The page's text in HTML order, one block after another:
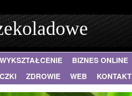
WYKSZTAŁCENIE BIZNES ONLINE
ZDROWIE WEB KONTAKT